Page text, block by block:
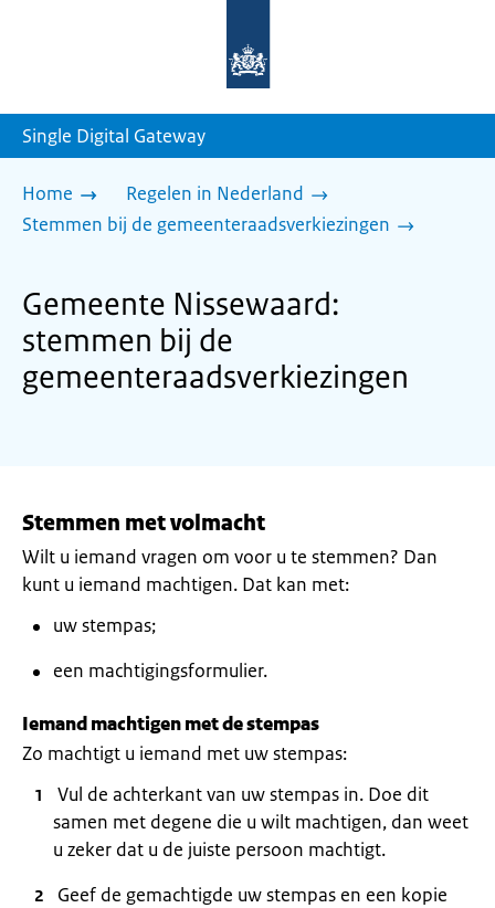
homepage
Single Digital Gateway
Home
Regelen in Nederland
Stemmen bij de gemeenteraadsverkiezingen
Gemeente Nissewaard:
stemmen bij de
gemeenteraadsverkiezingen
Stemmen met volmacht
Wilt u iemand vragen om voor u te stemmen? Dan
kunt u iemand machtigen. Dat kan met:
uw stempas;
een machtigingsformulier.
Iemand machtigen met de stempas
Zo machtigt u iemand met uw stempas:
Vul de achterkant van uw stempas in. Doe dit
samen met degene die u wilt machtigen, dan weet
u zeker dat u de juiste persoon machtigt.
Geef de gemachtigde uw stempas en een kopie